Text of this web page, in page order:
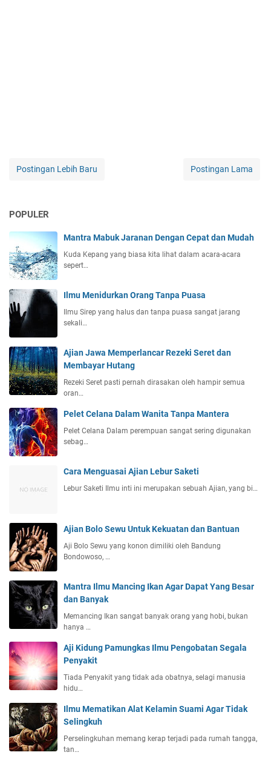
Postingan Lebih Baru Postingan Lama
POPULER
Mantra Mabuk Jaranan Dengan Cepat dan Mudah
Kuda Kepang yang biasa kita lihat dalam acara-acara
sepert…
Ilmu Menidurkan Orang Tanpa Puasa
Ilmu Sirep yang halus dan tanpa puasa sangat jarang
sekali…
Ajian Jawa Memperlancar Rezeki Seret dan
Membayar Hutang
Rezeki Seret pasti pernah dirasakan oleh hampir semua
oran…
Pelet Celana Dalam Wanita Tanpa Mantera
Pelet Celana Dalam perempuan sangat sering digunakan
sebag…
Cara Menguasai Ajian Lebur Saketi
Lebur Saketi Ilmu inti ini merupakan sebuah Ajian, yang bi…
Ajian Bolo Sewu Untuk Kekuatan dan Bantuan
Aji Bolo Sewu yang konon dimiliki oleh Bandung
Bondowoso, …
Mantra Ilmu Mancing Ikan Agar Dapat Yang Besar
dan Banyak
Memancing Ikan sangat banyak orang yang hobi, bukan
hanya …
Aji Kidung Pamungkas Ilmu Pengobatan Segala
Penyakit
Tiada Penyakit yang tidak ada obatnya, selagi manusia
hidu…
Ilmu Mematikan Alat Kelamin Suami Agar Tidak
Selingkuh
Perselingkuhan memang kerap terjadi pada rumah tangga,
tan…